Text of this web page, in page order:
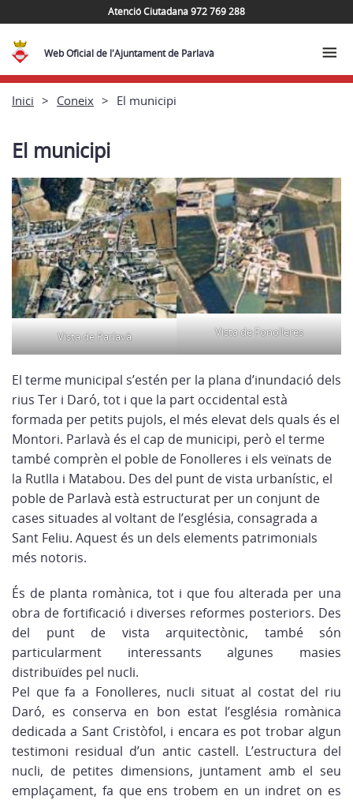
Atenció Ciutadana 972 769 288
Web Oficial de l'Ajuntament de Parlavà
Inici Coneix El municipi
El municipi
Vista de Parlavà Vista de Fonolleres
El terme municipal s’estén per la plana d’inundació dels
rius Ter i Daró, tot i que la part occidental està
formada per petits pujols, el més elevat dels quals és el
Montori. Parlavà és el cap de municipi, però el terme
també comprèn el poble de Fonolleres i els veïnats de
la Rutlla i Matabou. Des del punt de vista urbanístic, el
poble de Parlavà està estructurat per un conjunt de
cases situades al voltant de l’església, consagrada a
Sant Feliu. Aquest és un dels elements patrimonials
més notoris.
És de planta romànica, tot i que fou alterada per una
obra de fortificació i diverses reformes posteriors. Des
del punt de vista arquitectònic, també són
particularment interessants algunes masies
distribuïdes pel nucli.
Pel que fa a Fonolleres, nucli situat al costat del riu
Daró, es conserva en bon estat l’església romànica
dedicada a Sant Cristòfol, i encara es pot trobar algun
testimoni residual d’un antic castell. L’estructura del
nucli, de petites dimensions, juntament amb el seu
emplaçament, fa que ens trobem en un indret on es